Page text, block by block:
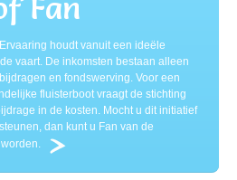
Fan
houdt vanuit een ideële
vaart. De inkomsten bestaan alleen
en fondswerving. Voor een
fluisterboot vraagt de stichting
in de kosten. Mocht u dit initiatief
dan kunt u Fan van de